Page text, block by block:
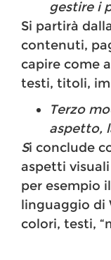
gestire i
Si partirà
contenuti,
capire come
testi, titoli,
Terzo
aspetto,
​Si conclude
aspetti
per esempio
linguaggio di
colori, testi,